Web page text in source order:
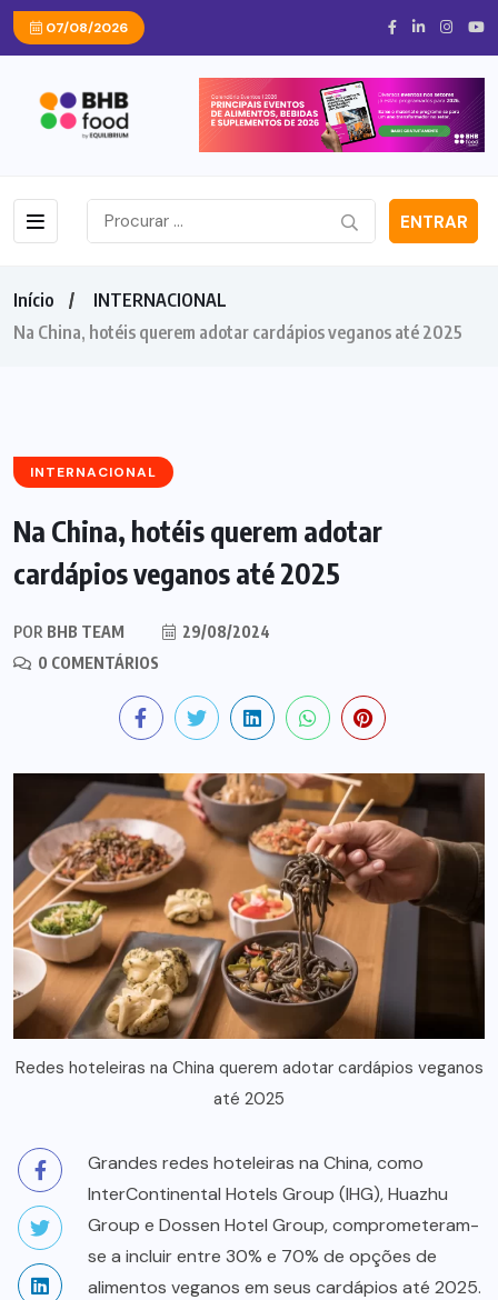
07/08/2026
ENTRAR
Início
INTERNACIONAL
Na China, hotéis querem adotar cardápios veganos até 2025
INTERNACIONAL
Na China, hotéis querem adotar
cardápios veganos até 2025
POR BHB TEAM
29/08/2024
0 COMENTÁRIOS
Redes hoteleiras na China querem adotar cardápios veganos
até 2025
Grandes redes hoteleiras na China, como
InterContinental Hotels Group (IHG), Huazhu
Group e Dossen Hotel Group, comprometeram-
se a incluir entre 30% e 70% de opções de
alimentos veganos em seus cardápios até 2025.